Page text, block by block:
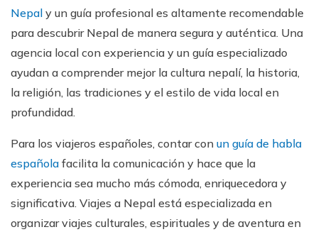
Nepal y un guía profesional es altamente recomendable
para descubrir Nepal de manera segura y auténtica. Una
agencia local con experiencia y un guía especializado
ayudan a comprender mejor la cultura nepalí, la historia,
la religión, las tradiciones y el estilo de vida local en
profundidad.
Para los viajeros españoles, contar con un guía de habla
española facilita la comunicación y hace que la
experiencia sea mucho más cómoda, enriquecedora y
significativa. Viajes a Nepal está especializada en
organizar viajes culturales, espirituales y de aventura en